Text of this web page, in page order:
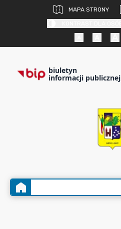
MAPA STRONY
biuletyn
informacji publicznej